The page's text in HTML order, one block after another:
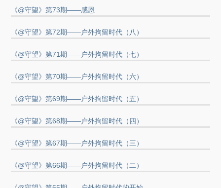
《@守望》第73期——感恩
《@守望》第72期——户外拘留时代（八）
《@守望》第71期——户外拘留时代（七）
《@守望》第70期——户外拘留时代（六）
《@守望》第69期——户外拘留时代（五）
《@守望》第68期——户外拘留时代（四）
《@守望》第67期——户外拘留时代（三）
《@守望》第66期——户外拘留时代（二）